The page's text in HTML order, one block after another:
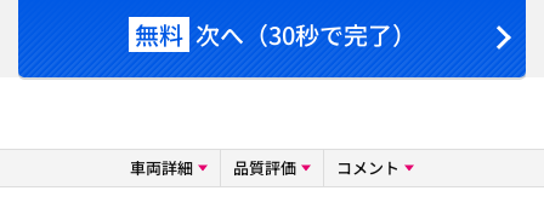
無料 次へ（30秒で完了）
車両詳細 品質評価 コメント